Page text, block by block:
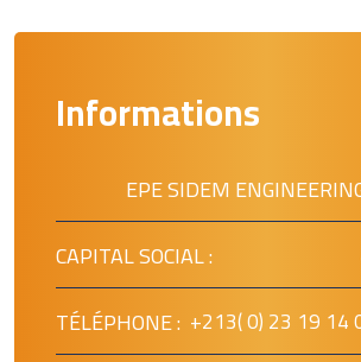
Informations
EPE SIDEM
CAPITAL SOCIAL :
TÉLÉPHONE : +213( 0) 23 19 14